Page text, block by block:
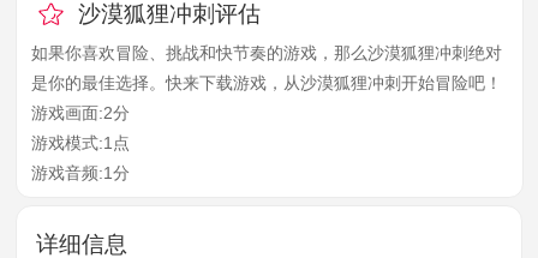
沙漠狐狸冲刺评估
如果你喜欢冒险、挑战和快节奏的游戏，那么沙漠狐狸冲刺绝对
是你的最佳选择。快来下载游戏，从沙漠狐狸冲刺开始冒险吧！
游戏画面:2分
游戏模式:1点
游戏音频:1分
详细信息